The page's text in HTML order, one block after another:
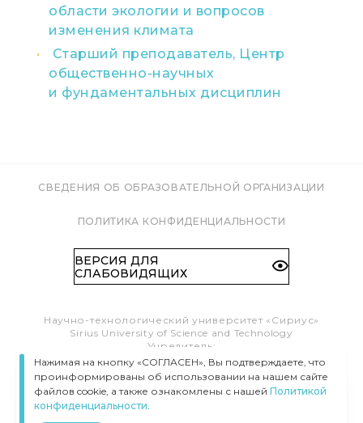
области экологии и вопросов
изменения климата
Старший преподаватель, Центр
общественно-научных
и фундаментальных дисциплин
СВЕДЕНИЯ ОБ ОБРАЗОВАТЕЛЬНОЙ ОРГАНИЗАЦИИ
ПОЛИТИКА КОНФИДЕНЦИАЛЬНОСТИ
ВЕРСИЯ ДЛЯ
СЛАБОВИДЯЩИХ
Научно-технологический университет «Сириус»
Sirius University of Science and Technology
Учредитель:
Образовательный Фонд «Талант и успех»
Федеральная территория «Сириус»,
Тел.:8 (800) 100 41 55
info@siriusuniversity.ru
Нажимая на кнопку «СОГЛАСЕН», Вы подтверждаете, что
проинформированы об использовании на нашем сайте
файлов cookie, а также ознакомлены с нашей Политикой
конфиденциальности.